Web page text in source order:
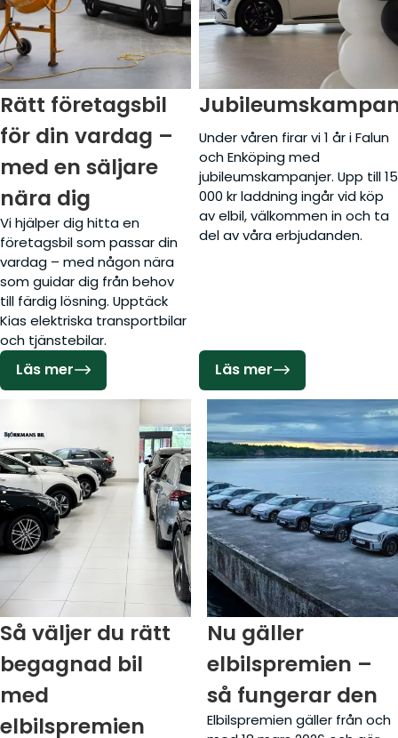
Rätt företagsbil
för din vardag –
med en säljare
nära dig
Vi hjälper dig hitta en
företagsbil som passar din
vardag – med någon nära
som guidar dig från behov
till färdig lösning. Upptäck
Kias elektriska transportbilar
och tjänstebilar.
Läs mer
Under våren firar vi 1 år i Falun
och Enköping med
jubileumskampanjer. Upp till 15
000 kr laddning ingår vid köp
av elbil, välkommen in och ta
del av våra erbjudanden.
Läs mer
Så väljer du rätt
begagnad bil
med
elbilspremien
Nu gäller
elbilspremien –
så fungerar den
Elbilspremien gäller från och